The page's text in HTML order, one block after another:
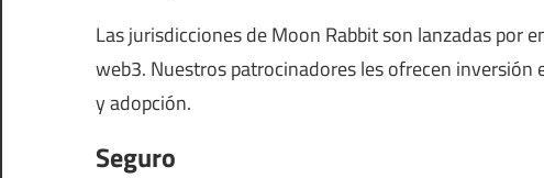
Las jurisdicciones de Moon Rabbit son lanzadas por
web3. Nuestros patrocinadores les ofrecen
y adopción.
Seguro